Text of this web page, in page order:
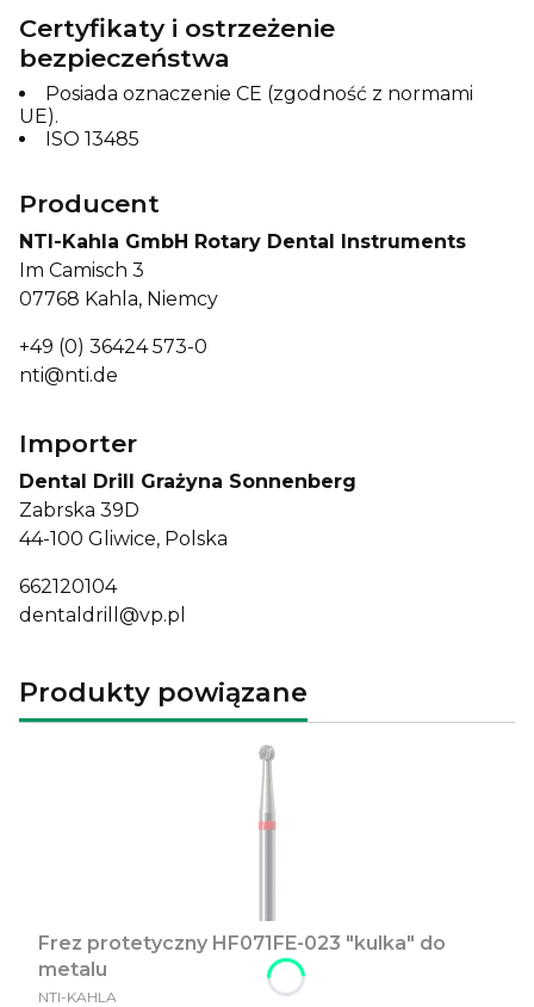
Certyfikaty i ostrzeżenie
bezpieczeństwa
Posiada oznaczenie CE (zgodność z normami
UE).
ISO 13485
Producent
NTI-Kahla GmbH Rotary Dental Instruments
Im Camisch 3
07768 Kahla, Niemcy
+49 (0) 36424 573-0
nti@nti.de
Importer
Dental Drill Grażyna Sonnenberg
Zabrska 39D
44-100 Gliwice, Polska
662120104
dentaldrill@vp.pl
Produkty powiązane
Frez protetyczny HF071FE-023 "kulka" do
metalu
PRODUCENT
NTI-KAHLA